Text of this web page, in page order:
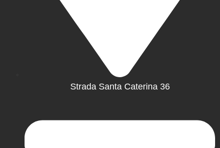
Strada Santa Caterina 36